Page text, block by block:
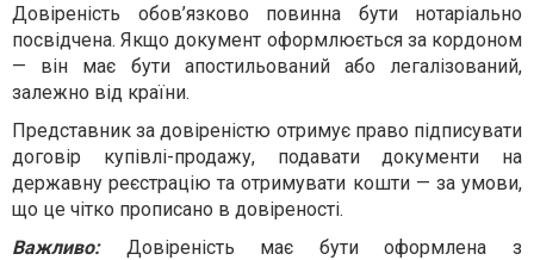
Довіреність обов’язково повинна бути нотаріально
посвідчена. Якщо документ оформлюється за кордоном
— він має бути апостильований або легалізований,
залежно від країни.
Представник за довіреністю отримує право підписувати
договір купівлі-продажу, подавати документи на
державну реєстрацію та отримувати кошти — за умови,
що це чітко прописано в довіреності.
Важливо:Довіреність має бути оформлена з